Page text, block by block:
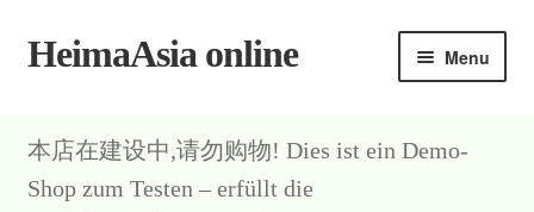
Skip
Skip
HeimaAsia online Menu
本店在建设中,请勿购物! Dies ist ein Demo-
Shop zum Testen – erfüllt die